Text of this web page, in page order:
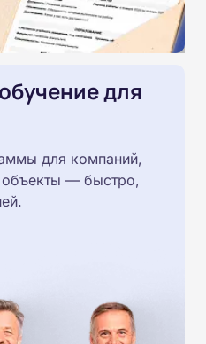
для
для компаний,
— быстро,